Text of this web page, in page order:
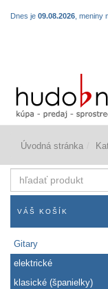
Dnes je 09.08.2026 , meniny
Úvodná stránka
produkt
VÁŠ KOŠÍK
Gitary
elektrické
klasické (španielky)